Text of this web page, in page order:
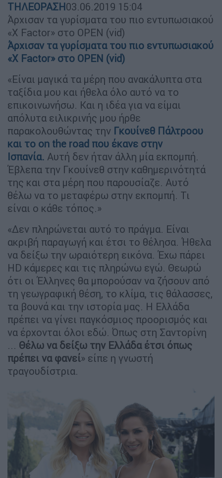
ΤΗΛΕΟΡΑΣΗ 03.06.2019 15:04
Άρχισαν τα γυρίσματα του πιο εντυπωσιακού
«X Factor» στο OPEN (vid)
Άρχισαν τα γυρίσματα του πιο εντυπωσιακού
«X Factor» στο OPEN (vid)
«Είναι μαγικά τα μέρη που ανακάλυπτα στα
ταξίδια μου και ήθελα όλο αυτό να το
επικοινωνήσω. Και η ιδέα για να είμαι
απόλυτα ειλικρινής μου ήρθε
παρακολουθώντας την Γκουίνεθ Πάλτροου
και το on the road που έκανε στην
Ισπανία. Αυτή δεν ήταν άλλη μία εκπομπή.
Έβλεπα την Γκουίνεθ στην καθημερινότητά
της και στα μέρη που παρουσίαζε. Αυτό
θέλω να το μεταφέρω στην εκπομπή. Τι
είναι ο κάθε τόπος.»
«Δεν πληρώνεται αυτό το πράγμα. Είναι
ακριβή παραγωγή και έτσι το θέλησα. Ήθελα
να δείξω την ωραιότερη εικόνα. Έχω πάρει
HD κάμερες και τις πληρώνω εγώ. Θεωρώ
ότι οι Έλληνες θα μπορούσαν να ζήσουν από
τη γεωγραφική θέση, το κλίμα, τις θάλασσες,
τα βουνά και την ιστορία μας. Η Ελλάδα
πρέπει να γίνει παγκόσμιος προορισμός και
να έρχονται όλοι εδώ. Όπως στη Σαντορίνη
... Θέλω να δείξω την Ελλάδα έτσι όπως
πρέπει να φανεί» είπε η γνωστή
τραγουδίστρια.